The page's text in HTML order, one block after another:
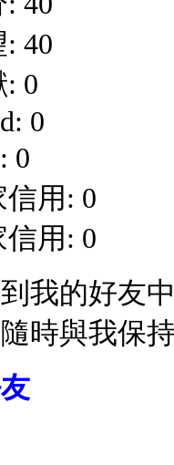
40
: 0
0
0
信用: 0
信用: 0
我的好友
時與我保